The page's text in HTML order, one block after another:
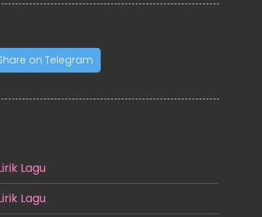
on Telegram
Lagu
Lagu